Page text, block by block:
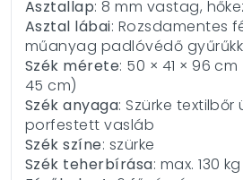
Asztallap: 8 mm vastag,
Asztal lábai: Rozsdamentes
műanyag padlóvédő
Szék mérete: 50 × 41 × 96
45 cm)
Szék anyaga: Szürke textilbőr
porfestett vasláb
Szék színe: szürke
Szék teherbírása: max. 130 kg